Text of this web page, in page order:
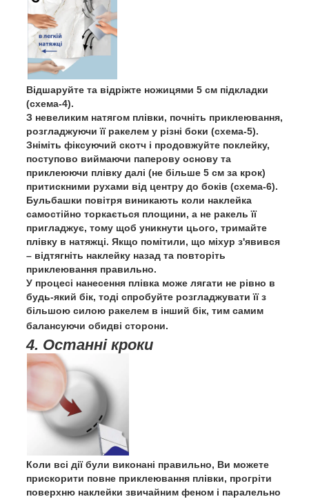
Відшаруйте та відріжте ножицями 5 см підкладки
(схема-4).
З невеликим натягом плівки, почніть приклеювання,
розгладжуючи її ракелем у різні боки (схема-5).
Зніміть фіксуючий скотч і продовжуйте поклейку,
поступово виймаючи паперову основу та
приклеюючи плівку далі (не більше 5 см за крок)
притискними рухами від центру до боків (схема-6).
Бульбашки повітря виникають коли наклейка
самостійно торкається площини, а не ракель її
пригладжує, тому щоб уникнути цього, тримайте
плівку в натяжці. Якщо помітили, що міхур з'явився
– відтягніть наклейку назад та повторіть
приклеювання правильно.
У процесі нанесення плівка може лягати не рівно в
будь-який бік, тоді спробуйте розгладжувати її з
більшою силою ракелем в інший бік, тим самим
балансуючи обидві сторони.
4. Останні кроки
Коли всі дії були виконані правильно, Ви можете
прискорити повне приклеювання плівки, прогріти
поверхню наклейки звичайним феном і паралельно